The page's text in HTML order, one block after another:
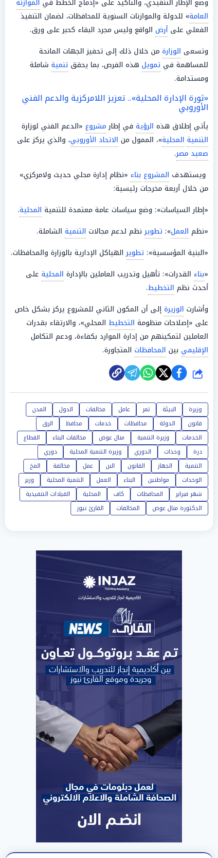
وضع الإطار التنفيذي، والتأكيد على «إدماج الخطط في الموازنة
العامة» للدولة والموازنات السنوية للمحافظات، لضمان التنفيذ
الفعلي على أرض الواقع وليس مجرد البقاء كحبر على ورق.
وتسعى الوزارة من خلال ذلك إلى تحفيز الجهات المانحة
للمساهمة في تمويل هذه الفرص، بما يحقق تنمية شاملة
ومستدامة.
«ثورة الإدارة المحلية».. تعزيز اللامركزية والدعم الفني
الأوروبي
يأتي إطلاق هذه الرؤية في إطارمشروع «الدعم الفني لوزارة
التنمية المحلية»، الممول من الاتحاد الأوروبي، والذي يركز على
صعيد مصر.
ويستهدف المشروع بناء «نظام إدارة محلي حديث ولامركزي»
من خلال أربعة مخرجات رئيسية:
«إطار السياسات»: وضع سياسات عامة معتمدة للتنمية المحلية.
«نظم العمل»: تطويرنظم لدعم مجالات التنمية الشاملة.
«البنية المؤسسية»: تطويرالهياكل الإدارية بالوزارة والمحافظات.
«بناء القدرات»: تأهيل وتدريب العاملين بالإدارة المحلية على
أحدث نظم التخطيط.
وأشارت الوزيرة إلى أن المكون الثاني للمشروع يركز بشكل خاص
على «إصلاحات منظومة التخطيط المحلي»، والارتقاء بقدرات
العاملين لتمكينهم من إدارة الموارد بكفاءة، ودعم التكامل
الإقليمي بين المحافظات المتجاورة.
شارك
وزيرة البيئة تمر عامل مخالفات الدول
المدن
قانون
الدولة محافظات خدمات محافظ
الرق
الخدمات
وزيرة التنمية منال عوض مخالفات البناء
القطاع
درة
وحدات الدوري وزيرة التنمية المحلية
دوري
التنمية
الجهاز القانون البن عمل مخالفة
المخ
الوحدات
مواطنين البناء العمل التنمية المحلية
وزير
شهر فبراير
المحافظات كاف المحلية
القيادات التنفيذية
الدكتورة منال عوض
المخالفات القارئ نيوز